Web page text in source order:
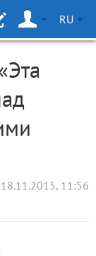
RU
18.11.2015, 11:56